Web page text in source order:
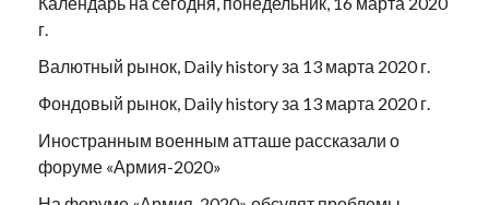
г.
Валютный рынок, Daily history за 13 марта 2020 г.
Фондовый рынок, Daily history за 13 марта 2020 г.
Иностранным военным атташе рассказали о
форуме «Армия-2020»